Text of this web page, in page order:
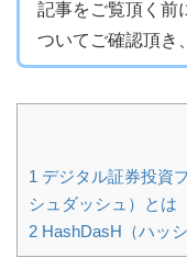
記事をご覧頂く前
ついてご確認頂き
1 デジタル証券投資
シュダッシュ）とは
2 HashDasH（ハッ